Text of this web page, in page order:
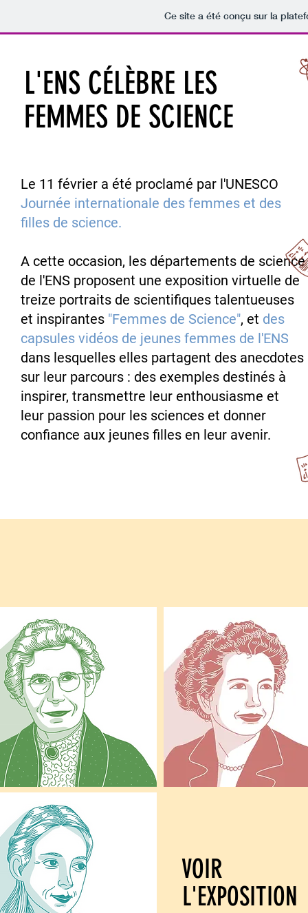
Ce site a été conçu sur la
L'ENS CÉLÈBRE LES
FEMMES DE SCIENCE
Le 11 février a été proclamé par l'UNESCO
Journée internationale des femmes et des
filles de science.
A cette occasion, les départements de science
de l'ENS proposent une exposition virtuelle de
treize portraits de scientifiques talentueuses
et inspirantes "Femmes de Science", et des
capsules vidéos de jeunes femmes de l'ENS
dans lesquelles elles partagent des anecdotes
sur leur parcours : des exemples destinés à
inspirer, transmettre leur enthousiasme et
leur passion pour les sciences et donner
confiance aux jeunes filles en leur avenir.
L'EXPOSITION
VOIR